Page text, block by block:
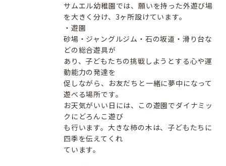
サムエル幼稚園では、願いを持った外遊び場
を大きく分け、3ヶ所設けています。
・遊園
砂場・ジャングルジム・石の坂道・滑り台な
どの総合遊具が
あり、子どもたちの挑戦しようとする心や運
動能力の発達を
促しながら、お友だちと一緒に夢中になって
遊べる場所です。
お天気がいい日には、この遊園でダイナミッ
クにどろんこ遊び
も行います。大きな柿の木は、子どもたちに
四季を伝えてくれ
ています。